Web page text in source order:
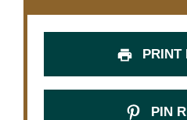
PRINT
PIN